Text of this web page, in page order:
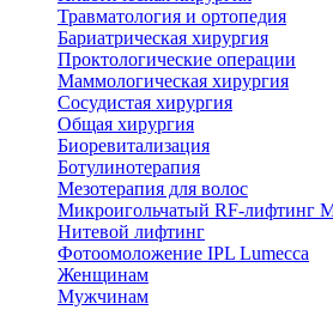
Травматология и ортопедия
Бариатрическая хирургия
Проктологические операции
Маммологическая хирургия
Сосудистая хирургия
Общая хирургия
Биоревитализация
Ботулинотерапия
Мезотерапия для волос
Микроигольчатый RF-лифтинг
Нитевой лифтинг
Фотоомоложение IPL Lumecca
Женщинам
Мужчинам